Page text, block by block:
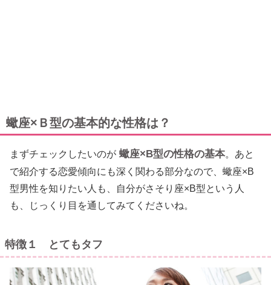
蠍座×Ｂ型の基本的な性格は？
まずチェックしたいのが 蠍座×B型の性格の基本。あと
で紹介する恋愛傾向にも深く関わる部分なので、蠍座×B
型男性を知りたい人も、自分がさそり座×B型という人
も、じっくり目を通してみてくださいね。
特徴１ とてもタフ